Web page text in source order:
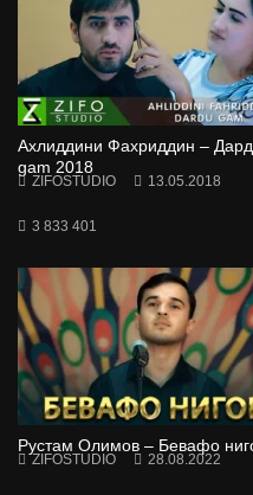
Ахлиддини Фахриддин –
gam 2018
ZIFOSTUDIO 13.05.2018
3 833 401
ZIFOSTUDIO 28.08.2022